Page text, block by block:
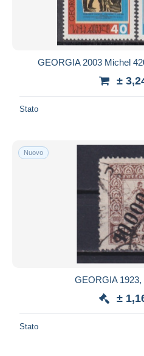
GEORGIA 2003 Michel
±
Stato
Nuovo
GEORGIA
±
Stato